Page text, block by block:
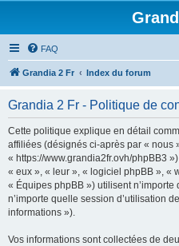
FAQ
Grandia 2 Fr Index du forum
Grandia 2 Fr - Politique de
Cette politique explique en détail
affiliées (désignés ci-après par « nous
« https://www.grandia2fr.ovh/phpBB3
« eux », « leur », « logiciel phpBB », «
« Équipes phpBB ») utilisent
n’importe quelle session d’utilisation
informations »).
Vos informations sont collectées de